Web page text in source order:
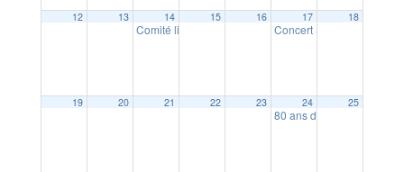
12 13 14
Comité lien social et solidarité : « Chantons
15 16 17
Concert SIM : Rencontre
18
19 20 21 22 23 24
80 ans de Familles
25